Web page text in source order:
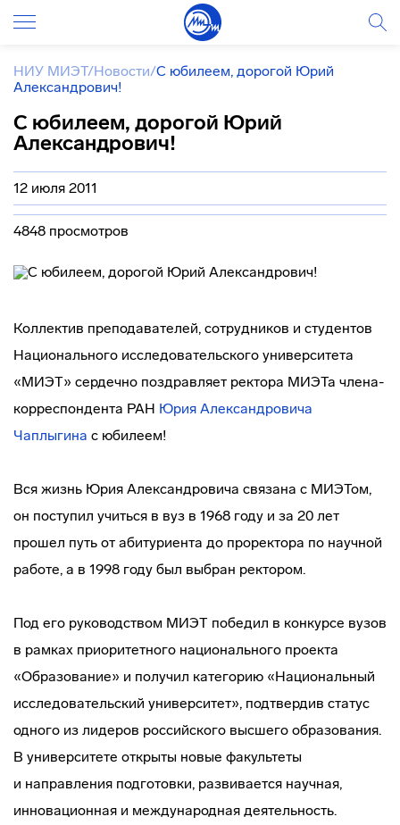
НИУ МИЭТ/Новости/С юбилеем, дорогой Юрий
Александрович!
С юбилеем, дорогой Юрий
Александрович!
12 июля 2011
4848 просмотров
Коллектив преподавателей, сотрудников и студентов
Национального исследовательского университета
«МИЭТ» сердечно поздравляет ректора МИЭТа члена-
корреспондента РАН Юрия Александровича
Чаплыгина с юбилеем!
Вся жизнь Юрия Александровича связана с МИЭТом,
он поступил учиться в вуз в 1968 году и за 20 лет
прошел путь от абитуриента до проректора по научной
работе, а в 1998 году был выбран ректором.
Под его руководством МИЭТ победил в конкурсе вузов
в рамках приоритетного национального проекта
«Образование» и получил категорию «Национальный
исследовательский университет», подтвердив статус
одного из лидеров российского высшего образования.
В университете открыты новые факультеты
и направления подготовки, развивается научная,
инновационная и международная деятельность.